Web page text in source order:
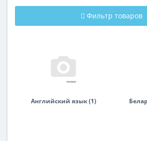
Фильтр товаров
Английский язык (1)